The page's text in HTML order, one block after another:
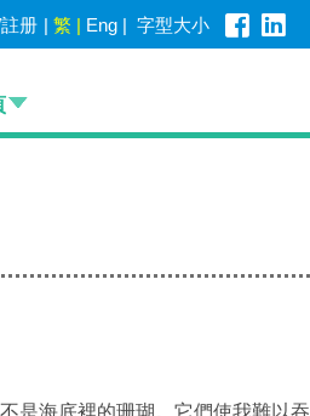
册 | 繁 | Eng | 字型大小